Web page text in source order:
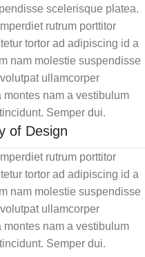
scelerisque platea.
rutrum porttitor
tortor ad adipiscing id a
nam molestie suspendisse
ullamcorper
nam a vestibulum
Semper dui.
of Design
rutrum porttitor
tortor ad adipiscing id a
nam molestie suspendisse
ullamcorper
nam a vestibulum
Semper dui.